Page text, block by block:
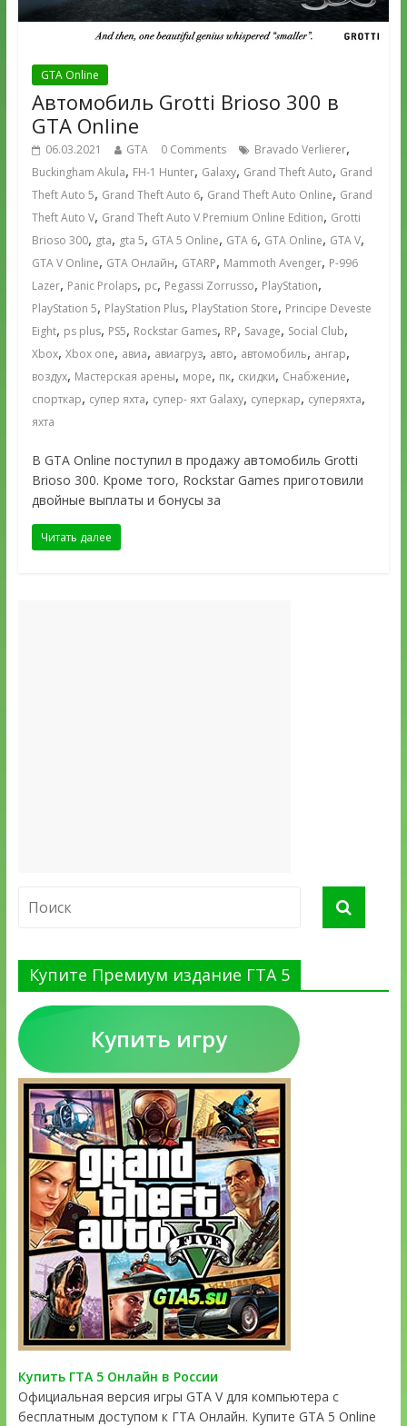
GTA Online
Автомобиль Grotti Brioso 300 в
GTA Online
06.03.2021 GTA 0 Comments Bravado Verlierer,
Buckingham Akula, FH-1 Hunter, Galaxy, Grand Theft Auto, Grand
Theft Auto 5, Grand Theft Auto 6, Grand Theft Auto Online, Grand
Theft Auto V, Grand Theft Auto V Premium Online Edition, Grotti
Brioso 300, gta, gta 5, GTA 5 Online, GTA 6, GTA Online, GTA V,
GTA V Online, GTA Онлайн, GTARP, Mammoth Avenger, P-996
Lazer, Panic Prolaps, pc, Pegassi Zorrusso, PlayStation,
PlayStation 5, PlayStation Plus, PlayStation Store, Principe Deveste
Eight, ps plus, PS5, Rockstar Games, RP, Savage, Social Club,
Xbox, Xbox one, авиа, авиагруз, авто, автомобиль, ангар,
воздух, Мастерская арены, море, пк, скидки, Снабжение,
спорткар, супер яхта, супер- яхт Galaxy, суперкар, суперяхта,
яхта
В GTA Online поступил в продажу автомобиль Grotti
Brioso 300. Кроме того, Rockstar Games приготовили
двойные выплаты и бонусы за
Читать далее
Купите Премиум издание ГТА 5
Купить игру
Купить ГТА 5 Онлайн в России
Официальная версия игры GTA V для компьютера с
бесплатным доступом к ГТА Онлайн. Купите GTA 5 Online